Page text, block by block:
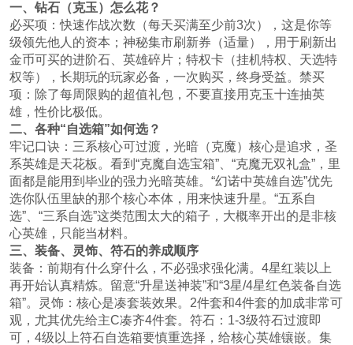
一、钻石（克玉）怎么花？
必买项：快速作战次数（每天买满至少前3次），这是你等
级领先他人的资本；神秘集市刷新券（适量），用于刷新出
金币可买的进阶石、英雄碎片；特权卡（挂机特权、天选特
权等），长期玩的玩家必备，一次购买，终身受益。禁买
项：除了每周限购的超值礼包，不要直接用克玉十连抽英
雄，性价比极低。
二、各种“自选箱”如何选？
牢记口诀：三系核心可过渡，光暗（克魔）核心是追求，圣
系英雄是天花板。看到“克魔自选宝箱”、“克魔无双礼盒”，里
面都是能用到毕业的强力光暗英雄。“幻诺中英雄自选”优先
选你队伍里缺的那个核心本体，用来快速升星。“五系自
选”、“三系自选”这类范围太大的箱子，大概率开出的是非核
心英雄，只能当材料。
三、装备、灵饰、符石的养成顺序
装备：前期有什么穿什么，不必强求强化满。4星红装以上
再开始认真精炼。留意“升星送神装”和“3星/4星红色装备自选
箱”。灵饰：核心是凑套装效果。2件套和4件套的加成非常可
观，尤其优先给主C凑齐4件套。符石：1-3级符石过渡即
可，4级以上符石自选箱要慎重选择，给核心英雄镶嵌。集